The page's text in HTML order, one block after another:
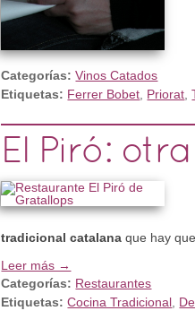
Categorías:Vinos Catados
Etiquetas: Ferrer Bobet Priorat ,
El Piró:
tradicional catalana que hay
Leer más →
Categorías: Restaurantes
Etiquetas: Cocina Tradicional